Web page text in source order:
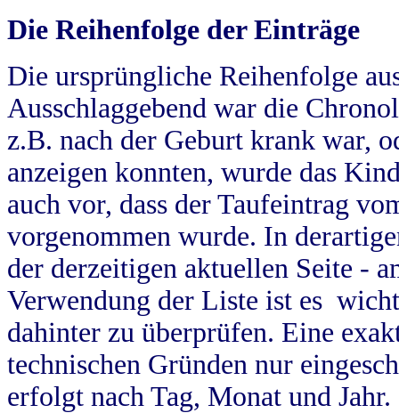
Die Reihenfolge der Einträge
Die ursprüngliche Reihenfolge
Ausschlaggebend war die
z.B. nach der Geburt krank war,
anzeigen konnten, wurde das
auch vor, dass der Taufeintrag
vorgenommen wurde. In
der derzeitigen aktuellen Seite -
Verwendung der Liste ist es
dahinter zu überprüfen. Eine
technischen Gründen nur
erfolgt nach Tag, Monat und Jahr.